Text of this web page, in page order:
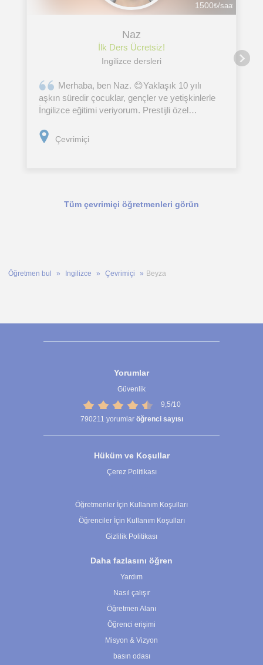
1500₺/saat
Naz
İlk Ders Ücretsiz!
Ingilizce dersleri
Merhaba, ben Naz. 😊Yaklaşık 10 yılı
aşkın süredir çocuklar, gençler ve yetişkinlerle
İngilizce eğitimi veriyorum. Prestijli özel
anaokulunda edindiğim deneyimin ardından son
yıllarda
Çevrimiçi
Tüm çevrimiçi öğretmenleri görün
Öğretmen bul Ingilizce Çevrimiçi Beyza
Yorumlar
Güvenlik
9,5/10
790211 yorumlar öğrenci sayısı
Hüküm ve Koşullar
Çerez Politikası
Öğretmenler İçin Kullanım Koşulları
Öğrenciler İçin Kullanım Koşulları
Gizlilik Politikası
Daha fazlasını öğren
Yardım
Nasıl çalışır
Öğretmen Alanı
Öğrenci erişimi
Misyon & Vizyon
basın odası